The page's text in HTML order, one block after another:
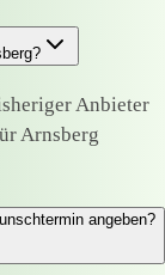
Anbieter
Arnsberg
angeben?